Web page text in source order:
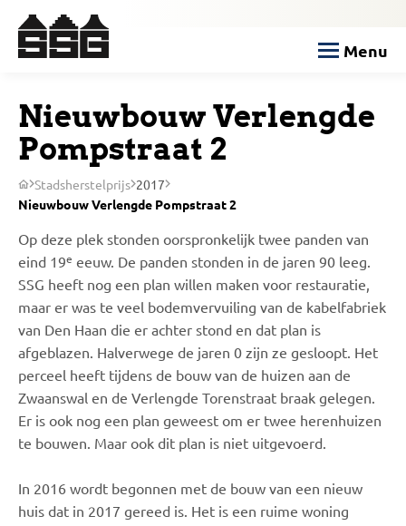
Menu
Nieuwbouw Verlengde
Pompstraat 2
Stadsherstelprijs 2017
Nieuwbouw Verlengde Pompstraat 2
Op deze plek stonden oorspronkelijk twee panden van
eind 19e eeuw. De panden stonden in de jaren 90 leeg.
SSG heeft nog een plan willen maken voor restauratie,
maar er was te veel bodemvervuiling van de kabelfabriek
van Den Haan die er achter stond en dat plan is
afgeblazen. Halverwege de jaren 0 zijn ze gesloopt. Het
perceel heeft tijdens de bouw van de huizen aan de
Zwaanswal en de Verlengde Torenstraat braak gelegen.
Er is ook nog een plan geweest om er twee herenhuizen
te bouwen. Maar ook dit plan is niet uitgevoerd.
In 2016 wordt begonnen met de bouw van een nieuw
huis dat in 2017 gereed is. Het is een ruime woning